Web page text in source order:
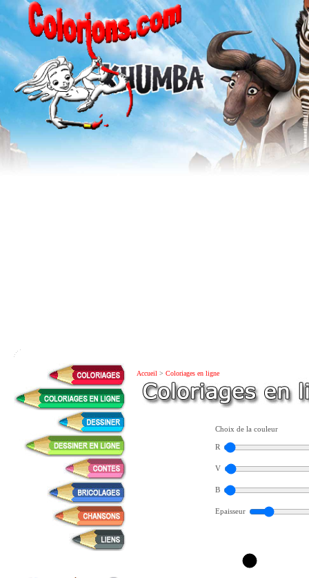
Accueil > Coloriages en ligne
Choix de la couleur
R
V
B
Epaisseur